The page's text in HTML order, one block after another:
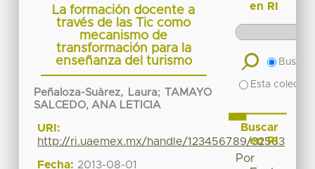
La formación docente a
través de las Tic como
mecanismo de
transformación para la
enseñanza del turismo
Peñaloza-Suàrez, Laura;
TAMAYO
SALCEDO, ANA LETICIA
URI:
http://ri.uaemex.mx/handle/123456789/32563
Fecha: 2013-08-01
en RI
Buscar
Esta
Buscar
en RI
Por